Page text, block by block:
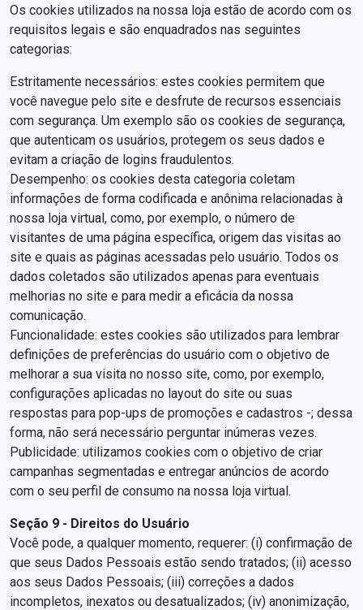
Os cookies utilizados na nossa loja estão de acordo com os
requisitos legais e são enquadrados nas seguintes
categorias:
Estritamente necessários: estes cookies permitem que
você navegue pelo site e desfrute de recursos essenciais
com segurança. Um exemplo são os cookies de segurança,
que autenticam os usuários, protegem os seus dados e
evitam a criação de logins fraudulentos.
Desempenho: os cookies desta categoria coletam
informações de forma codificada e anônima relacionadas à
nossa loja virtual, como, por exemplo, o número de
visitantes de uma página específica, origem das visitas ao
site e quais as páginas acessadas pelo usuário. Todos os
dados coletados são utilizados apenas para eventuais
melhorias no site e para medir a eficácia da nossa
comunicação.
Funcionalidade: estes cookies são utilizados para lembrar
definições de preferências do usuário com o objetivo de
melhorar a sua visita no nosso site, como, por exemplo,
configurações aplicadas no layout do site ou suas
respostas para pop-ups de promoções e cadastros -; dessa
forma, não será necessário perguntar inúmeras vezes.
Publicidade: utilizamos cookies com o objetivo de criar
campanhas segmentadas e entregar anúncios de acordo
com o seu perfil de consumo na nossa loja virtual.
Seção 9 - Direitos do Usuário
Você pode, a qualquer momento, requerer: (i) confirmação de
que seus Dados Pessoais estão sendo tratados; (ii) acesso
aos seus Dados Pessoais; (iii) correções a dados
incompletos, inexatos ou desatualizados; (iv) anonimização,